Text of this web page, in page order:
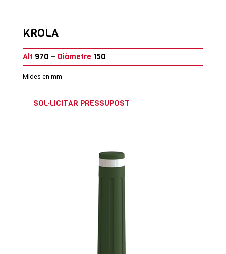
KROLA
Alt 970 – Diàmetre 150
Mides en mm
SOL·LICITAR PRESSUPOST